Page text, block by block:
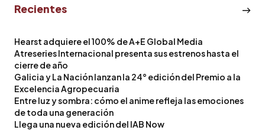
Recientes
Hearst adquiere el 100% de A+E Global Media
Atreseries Internacional presenta sus estrenos hasta el
cierre de año
Galicia y La Nación lanzan la 24° edición del Premio a la
Excelencia Agropecuaria
Entre luz y sombra: cómo el anime refleja las emociones
de toda una generación
Llega una nueva edición del IAB Now